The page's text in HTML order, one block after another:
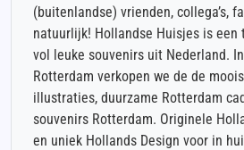
(buitenlandse) vrienden, collega’s,
natuurlijk! Hollandse Huisjes is een
vol leuke souvenirs uit Nederland.
Rotterdam verkopen we de de
illustraties, duurzame Rotterdam
souvenirs Rotterdam. Originele
en uniek Hollands Design voor in